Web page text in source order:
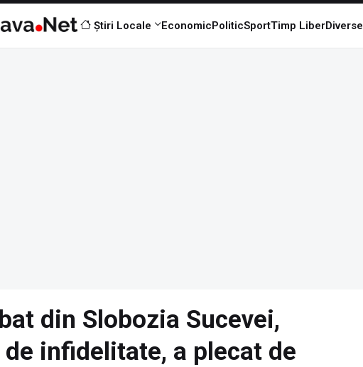
Știri Locale EconomicPoliticSportTimp LiberDiverse
din Slobozia Sucevei,
infidelitate, a plecat de